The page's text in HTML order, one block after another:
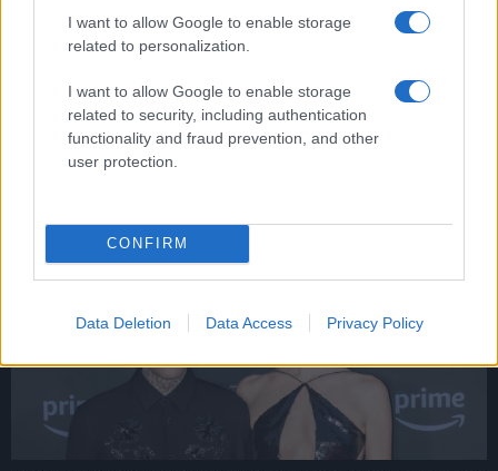
I want to allow Google to enable storage
related to personalization.
I want to allow Google to enable storage
related to security, including authentication
functionality and fraud prevention, and other
user protection.
CONFIRM
Data Deletion Data Access Privacy Policy
Precedente
Ilary Blasi desidera
Francesco Totti,
spera sia felice
con Noemi Bocchi
Successiva
per violazione
dell’obbligo di
dimora